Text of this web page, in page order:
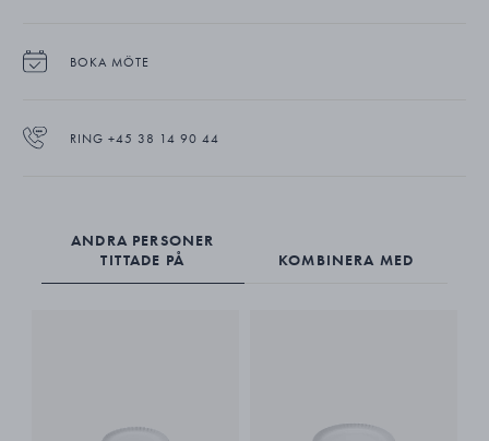
kristall.
BOKA MÖTE
RING +45 38 14 90 44
ANDRA PERSONER
TITTADE PÅ
KOMBINERA MED